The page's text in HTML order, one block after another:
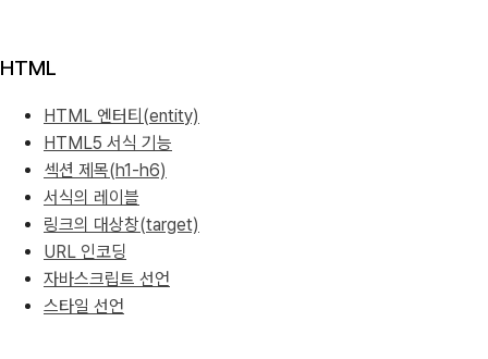
HTML
HTML 엔터티(entity)
HTML5 서식 기능
섹션 제목(h1-h6)
서식의 레이블
링크의 대상창(target)
URL 인코딩
자바스크립트 선언
스타일 선언